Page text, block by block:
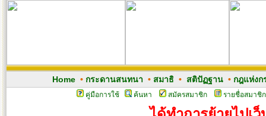
Home• กระดานสนทนา • สมาธิ• สติปัฏฐาน• กฎแห่งก
คู่มือการใช้ ค้นหา สมัครสมาชิก รายชื่อสมาชิก